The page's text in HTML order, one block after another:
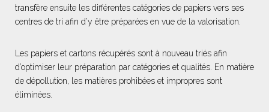
transfère ensuite les différentes catégories de papiers vers ses
centres de tri afin d’y être préparées en vue de la valorisation.
Les papiers et cartons récupérés sont à nouveau triés afin
d’optimiser leur préparation par catégories et qualités. En matière
de dépollution, les matières prohibées et impropres sont
éliminées.